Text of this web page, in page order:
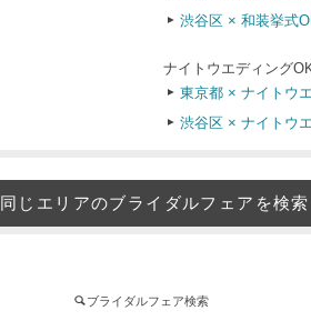
渋谷区 × 和装挙式
ナイトウエディング
東京都 × ナイトウ
渋谷区 × ナイトウ
同じエリアのブライダルフェアを検索
ブライダルフェア検索